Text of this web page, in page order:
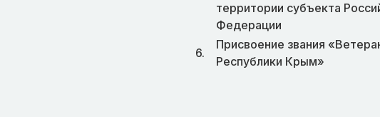
территории субъекта
Федерации
6.
Присвоение звания
Республики Крым»